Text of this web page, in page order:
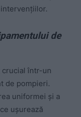
de
crucial într-un
de pompieri.
uniformei și a
ușurează